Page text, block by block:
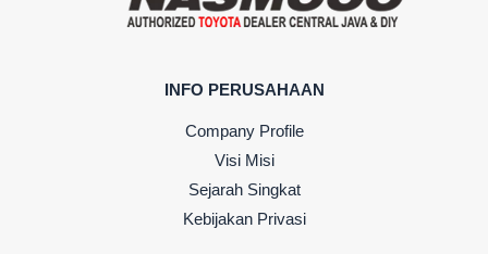
INFO PERUSAHAAN
Company Profile
Visi Misi
Sejarah Singkat
Kebijakan Privasi